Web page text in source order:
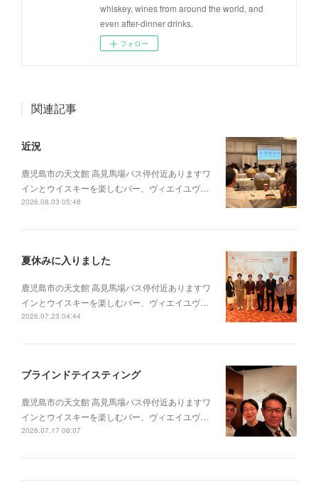
whiskey, wines from around the world, and
even after-dinner drinks.
フォロー
関連記事
近況
鹿児島市の天文館 高見馬場バス停付近ありますワ
インとウイスキーを楽しむバー、ヴィエイユヴ…
2026.08.03 05:48
夏休みに入りました
鹿児島市の天文館 高見馬場バス停付近ありますワ
インとウイスキーを楽しむバー、ヴィエイユヴ…
2026.07.23 04:44
ブラインドテイスティング
鹿児島市の天文館 高見馬場バス停付近ありますワ
インとウイスキーを楽しむバー、ヴィエイユヴ…
2026.07.17 06:07